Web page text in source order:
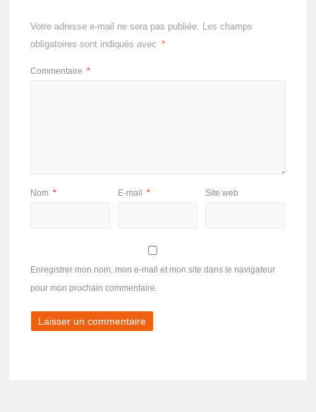
Votre adresse e-mail ne sera pas publiée. Les champs
obligatoires sont indiqués avec
*
Commentaire *
Nom * E-mail * Site web
Enregistrer mon nom, mon e-mail et mon site dans le navigateur
pour mon prochain commentaire.